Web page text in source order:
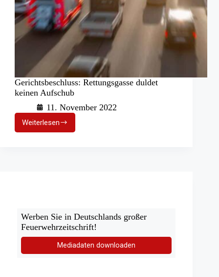
Gerichtsbeschluss: Rettungsgasse duldet
keinen Aufschub
11. November 2022
WeiterlesenGerichtsbeschluss:
Rettungsgasse
Werben Sie in Deutschlands großer
Feuerwehrzeitschrift!
Mediadaten downloaden